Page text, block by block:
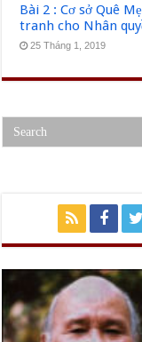
Bài 2 : Cơ sở Quê
tranh cho Nhân
25 Tháng 1, 2019